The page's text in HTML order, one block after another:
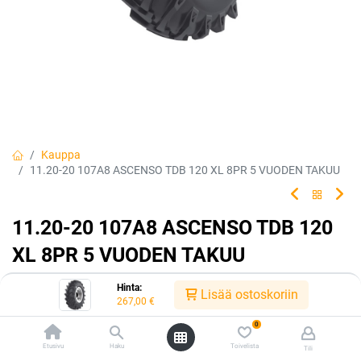
Hinta:
267,00 € Lisää ostoskoriin
Etusivu Haku
0
Toivelista Tili
Kauppa
11.20-20 107A8 ASCENSO TDB 120 XL 8PR 5 VUODEN TAKUU
11.20-20 107A8 ASCENSO TDB 120
XL 8PR 5 VUODEN TAKUU
8904365511916 Tuotekoodi:232452
267,00€/ kpl
Saatavilla